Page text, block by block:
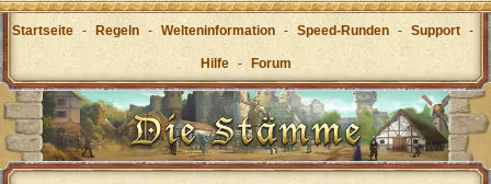
Startseite - Regeln - Welteninformation - Speed-Runden - Support -
Hilfe - Forum